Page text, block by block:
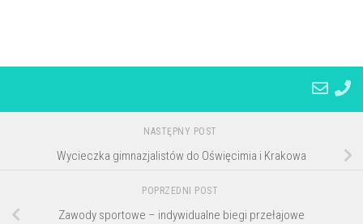
NASTĘPNY POST
Wycieczka gimnazjalistów do Oświęcimia i Krakowa
POPRZEDNI POST
Zawody sportowe – indywidualne biegi przełajowe